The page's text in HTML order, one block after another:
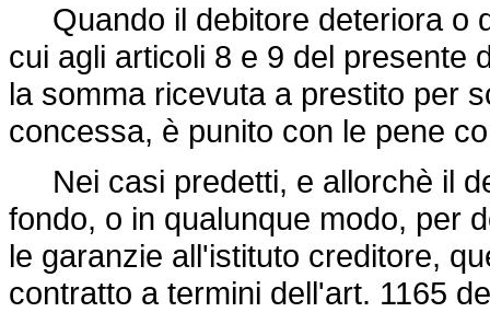
Quando il debitore deteriora o
cui agli articoli 8 e 9 del presente
la somma ricevuta a prestito per
concessa, è punito con le pene
Nei casi predetti, e allorchè il
fondo, o in qualunque modo, per
le garanzie all'istituto creditore,
contratto a termini dell'art. 1165